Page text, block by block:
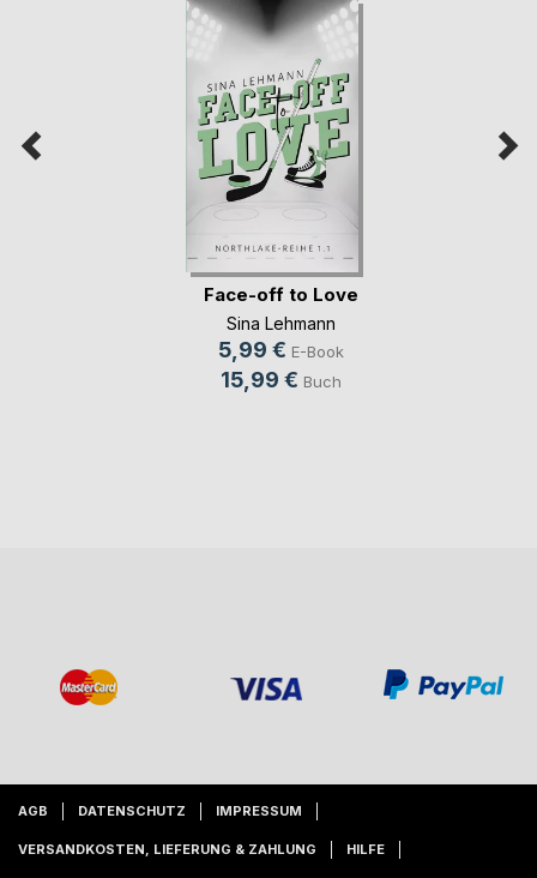
Face-off to Love
Sina Lehmann
5,99 € E-Book
15,99 € Buch
AGB DATENSCHUTZ IMPRESSUM
VERSANDKOSTEN, LIEFERUNG & ZAHLUNG HILFE